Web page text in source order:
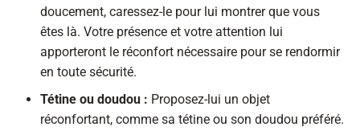
doucement, caressez-le pour lui montrer que vous
êtes là. Votre présence et votre attention lui
apporteront le réconfort nécessaire pour se rendormir
en toute sécurité.
Tétine ou doudou : Proposez-lui un objet
réconfortant, comme sa tétine ou son doudou préféré.